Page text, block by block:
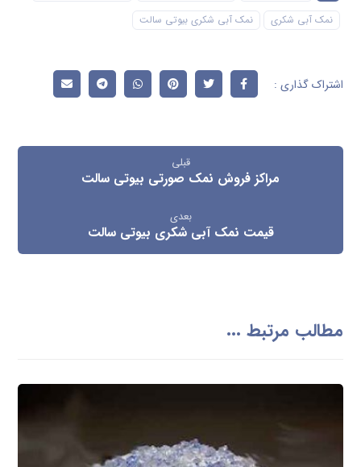
نمک آبی شکری
نمک آبی شکری بیوتی سالت
قبلی
مراکز فروش نمک صورتی بیوتی سالت
بعدی
قیمت نمک آبی شکری بیوتی سالت
مطالب مرتبط ...